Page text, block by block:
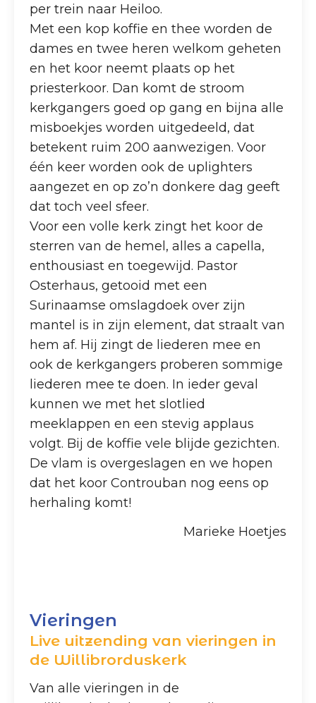
per trein naar Heiloo.
Met een kop koffie en thee worden de
dames en twee heren welkom geheten
en het koor neemt plaats op het
priesterkoor. Dan komt de stroom
kerkgangers goed op gang en bijna alle
misboekjes worden uitgedeeld, dat
betekent ruim 200 aanwezigen. Voor
één keer worden ook de uplighters
aangezet en op zo’n donkere dag geeft
dat toch veel sfeer.
Voor een volle kerk zingt het koor de
sterren van de hemel, alles a capella,
enthousiast en toegewijd. Pastor
Osterhaus, getooid met een
Surinaamse omslagdoek over zijn
mantel is in zijn element, dat straalt van
hem af. Hij zingt de liederen mee en
ook de kerkgangers proberen sommige
liederen mee te doen. In ieder geval
kunnen we met het slotlied
meeklappen en een stevig applaus
volgt. Bij de koffie vele blijde gezichten.
De vlam is overgeslagen en we hopen
dat het koor Controuban nog eens op
herhaling komt!
Marieke Hoetjes
Vieringen
Live uitzending van vieringen in
de Willibrorduskerk
Van alle vieringen in de